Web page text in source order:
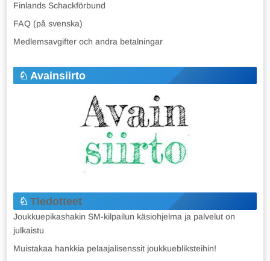
Finlands Schackförbund
FAQ (på svenska)
Medlemsavgifter och andra betalningar
Avainsiirto
Tiedotteet
Joukkuepikashakin SM-kilpailun käsiohjelma ja palvelut on
julkaistu
Muistakaa hankkia pelaajalisenssit joukkuebliksteihin!